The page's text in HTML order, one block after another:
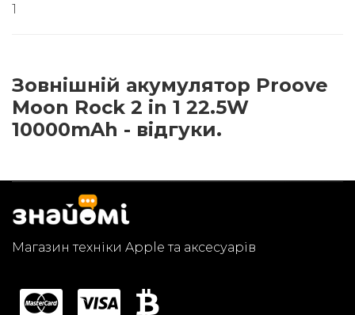
1
Зовнішній акумулятор Proove
Moon Rock 2 in 1 22.5W
10000mAh - відгуки.
Магазин техніки Apple та аксесуарів